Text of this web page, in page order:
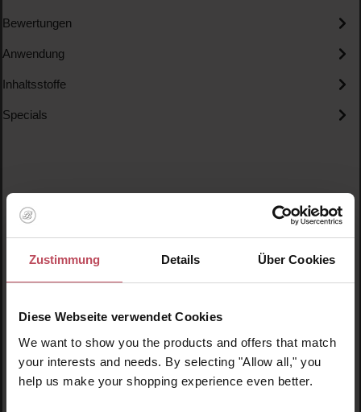
Zustimmung Details Über Cookies
Diese Webseite verwendet Cookies
We want to show you the products and offers that match
your interests and needs. By selecting "Allow all," you
help us make your shopping experience even better.
Bewertungen
Anwendung
Inhaltsstoffe
Specials
Produktgalerie überspringen
Neu